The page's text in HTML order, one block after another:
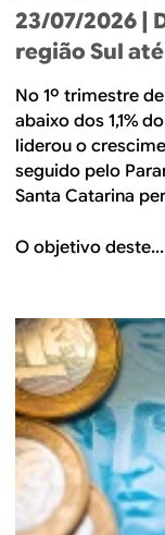
23/07/2026 |
região Sul
No 1º trimestre
abaixo dos 1,1%
liderou o
seguido pelo
Santa Catarina
O objetivo deste...